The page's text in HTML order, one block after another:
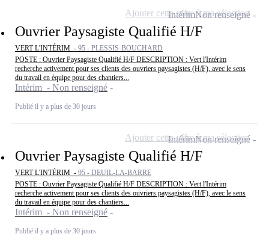
Ouvrier Paysagiste Qualifié H/F
VERT L'INTÉRIM - 95 - PLESSIS-BOUCHARD
POSTE : Ouvrier Paysagiste Qualifié H/F DESCRIPTION : Vert l'Intérim
recherche activement pour ses clients des ouvriers paysagistes (H/F), avec le sens
du travail en équipe pour des chantiers...
Intérim - Non renseigné
Publié il y a plus de 30 jours
IntérimNon renseigné
Ajouter cette offre à ma sélection
Ouvrier Paysagiste Qualifié H/F
VERT L'INTÉRIM - 95 - DEUIL-LA-BARRE
POSTE : Ouvrier Paysagiste Qualifié H/F DESCRIPTION : Vert l'Intérim
recherche activement pour ses clients des ouvriers paysagistes (H/F), avec le sens
du travail en équipe pour des chantiers...
Intérim - Non renseigné
Publié il y a plus de 30 jours
IntérimNon renseigné
Ajouter cette offre à ma sélection